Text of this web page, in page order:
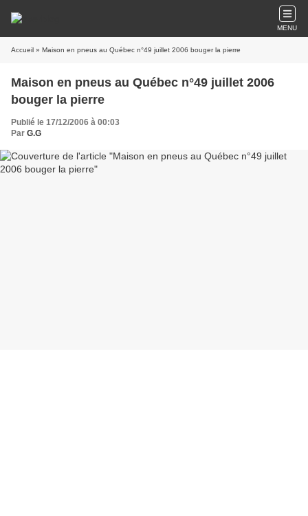
MENU
Accueil » Maison en pneus au Québec n°49 juillet 2006 bouger la pierre
Maison en pneus au Québec n°49 juillet 2006
bouger la pierre
Publié le 17/12/2006 à 00:03
Par G.G